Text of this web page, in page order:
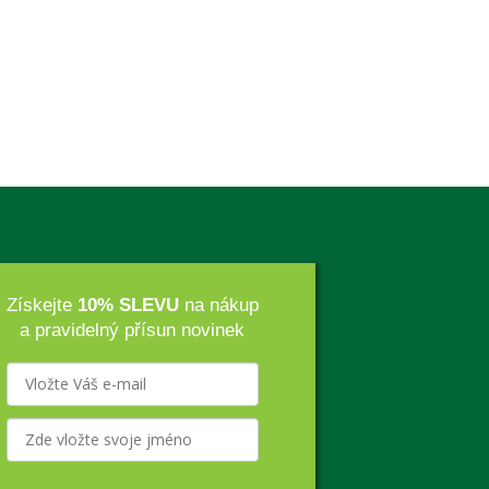
Získejte 10% SLEVUna nákup
a pravidelný přísun novinek